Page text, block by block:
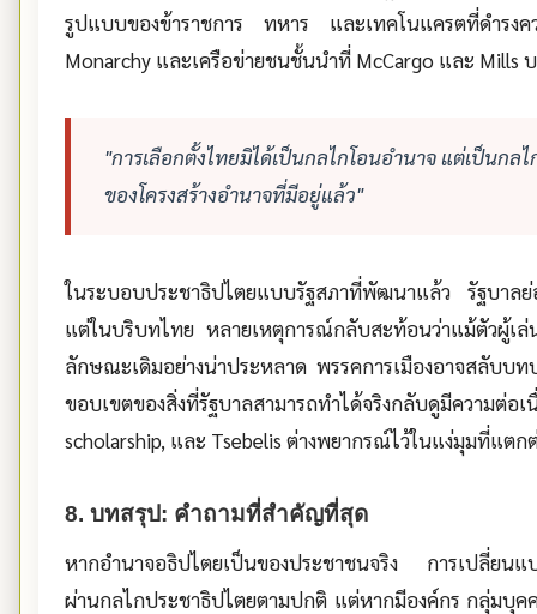
รูปแบบของข้าราชการ ทหาร และเทคโนแครตที่ดำร
Monarchy และเครือข่ายชนชั้นนำที่ McCargo และ Mills บ
"การเลือกตั้งไทยมิได้เป็นกลไกโอนอำนาจ แต่เป็นก
ของโครงสร้างอำนาจที่มีอยู่แล้ว"
ในระบอบประชาธิปไตยแบบรัฐสภาที่พัฒนาแล้ว รัฐบาล
แต่ในบริบทไทย หลายเหตุการณ์กลับสะท้อนว่าแม้ตัวผู้เล่
ลักษณะเดิมอย่างน่าประหลาด พรรคการเมืองอาจสลับ
ขอบเขตของสิ่งที่รัฐบาลสามารถทำได้จริงกลับดูมีคว
scholarship, และ Tsebelis ต่างพยากรณ์ไว้ในแง่มุมที่แตก
8. บทสรุป: คำถามที่สำคัญที่สุด
หากอำนาจอธิปไตยเป็นของประชาชนจริง การเปลี่ยนแ
ผ่านกลไกประชาธิปไตยตามปกติ แต่หากมีองค์กร กลุ่มบุค